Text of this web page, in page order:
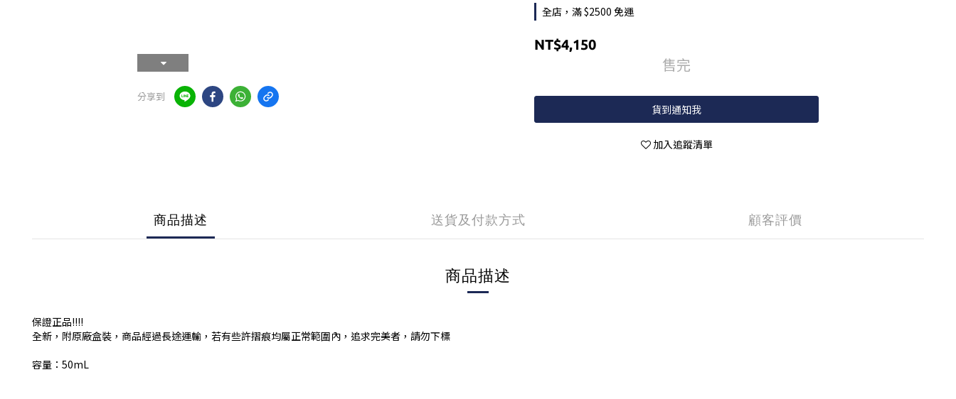
分享到
全店，滿 $2500 免運
NT$4,150
售完
貨到通知我
加入追蹤清單
商品描述 送貨及付款方式 顧客評價
商品描述
保證正品!!!!
全新，附原廠盒裝，商品經過長途運輸，若有些許摺痕均屬正常範圍內，追求完美者，請勿下標
容量：50mL